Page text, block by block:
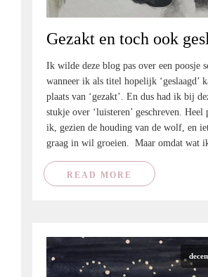
Gezakt en toch ook
Ik wilde deze blog pas over een poosje
wanneer ik als titel hopelijk ‘geslaagd’
plaats van ‘gezakt’. En dus had ik bij
stukje over ‘luisteren’ geschreven. Heel
ik, gezien de houding van de wolf, en
graag in wil groeien. Maar omdat wat
READ MORE